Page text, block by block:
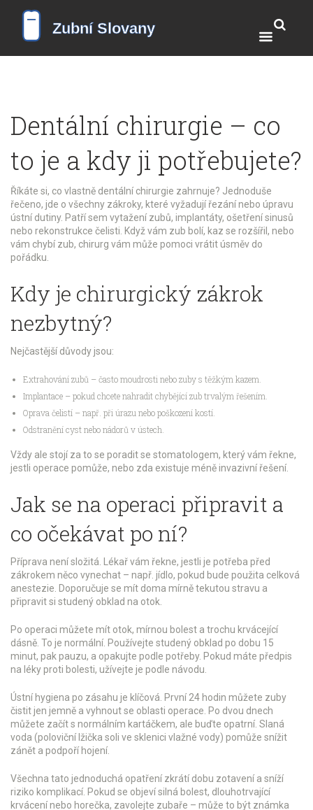
Dentální chirurgie – co
to je a kdy ji potřebujete?
Říkáte si, co vlastně dentální chirurgie zahrnuje? Jednoduše
řečeno, jde o všechny zákroky, které vyžadují řezání nebo úpravu
ústní dutiny. Patří sem vytažení zubů, implantáty, ošetření sinusů
nebo rekonstrukce čelisti. Když vám zub bolí, kaz se rozšířil, nebo
vám chybí zub, chirurg vám může pomoci vrátit úsměv do
pořádku.
Kdy je chirurgický zákrok
nezbytný?
Nejčastější důvody jsou:
Extrahování zubů – často moudrosti nebo zuby s těžkým kazem.
Implantace – pokud chcete nahradit chybějící zub trvalým řešením.
Oprava čelistí – např. při úrazu nebo poškození kostí.
Odstranění cyst nebo nádorů v ústech.
Vždy ale stojí za to se poradit se stomatologem, který vám řekne,
jestli operace pomůže, nebo zda existuje méně invazivní řešení.
Jak se na operaci připravit a
co očekávat po ní?
Příprava není složitá. Lékař vám řekne, jestli je potřeba před
zákrokem něco vynechat – např. jídlo, pokud bude použita celková
anestezie. Doporučuje se mít doma mírně tekutou stravu a
připravit si studený obklad na otok.
Po operaci můžete mít otok, mírnou bolest a trochu krvácející
dásně. To je normální. Používejte studený obklad po dobu 15
minut, pak pauzu, a opakujte podle potřeby. Pokud máte předpis
na léky proti bolesti, užívejte je podle návodu.
Ústní hygiena po zásahu je klíčová. První 24 hodin můžete zuby
čistit jen jemně a vyhnout se oblasti operace. Po dvou dnech
můžete začít s normálním kartáčkem, ale buďte opatrní. Slaná
voda (poloviční lžička soli ve sklenici vlažné vody) pomůže snížit
zánět a podpoří hojení.
Všechna tato jednoduchá opatření zkrátí dobu zotavení a sníží
riziko komplikací. Pokud se objeví silná bolest, dlouhotrvající
krvácení nebo horečka, zavolejte zubaře – může to být známka